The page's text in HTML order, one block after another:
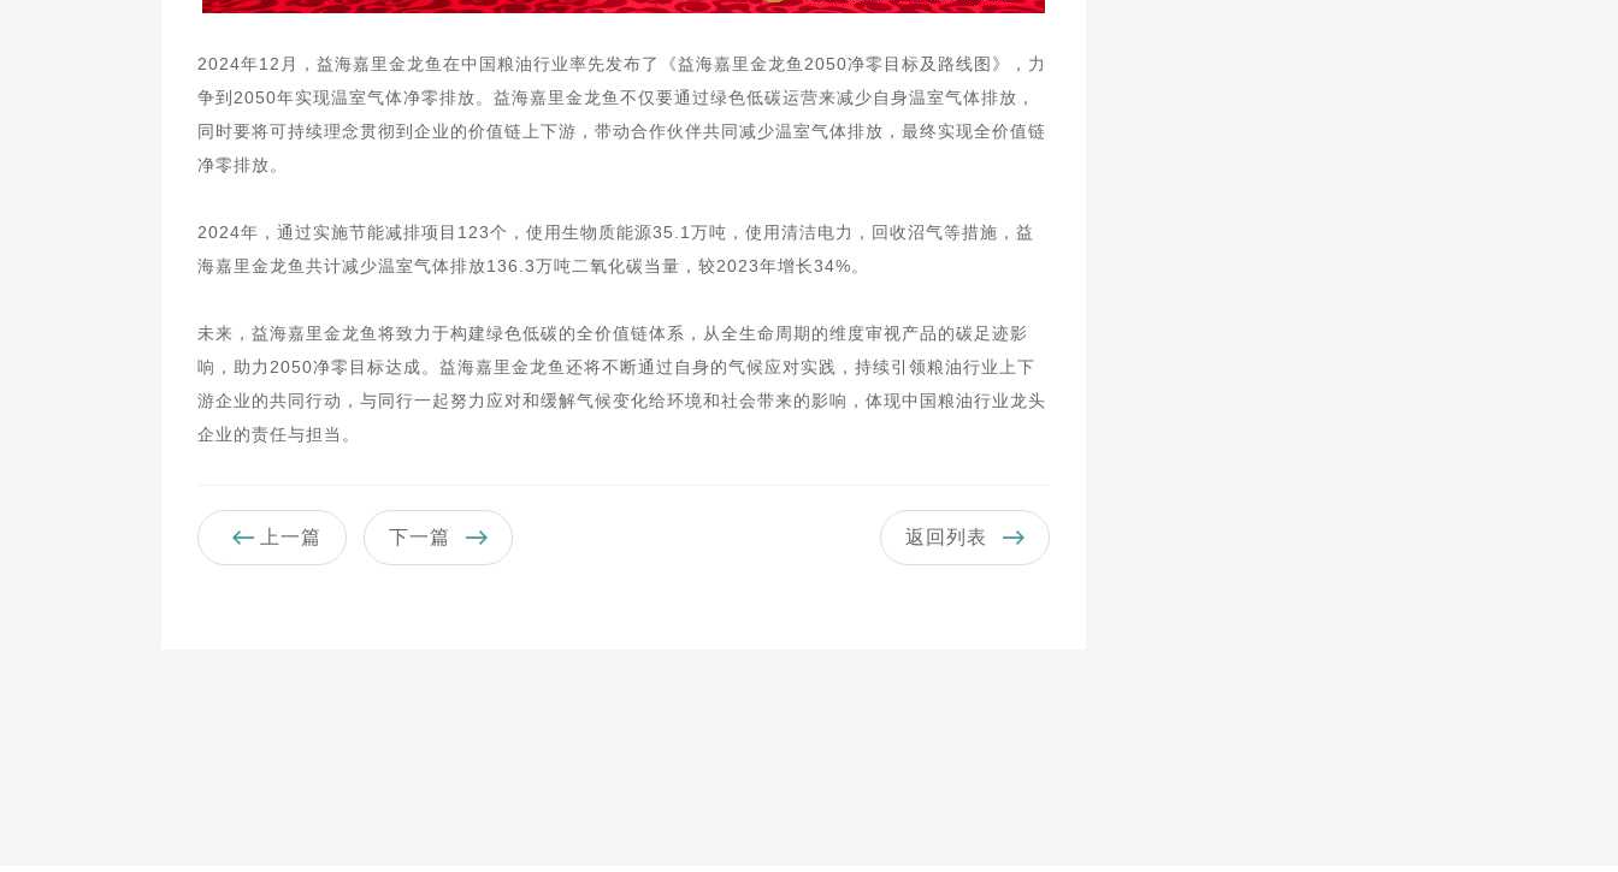
2024年12月，益海嘉里金龙鱼在中国粮油行业率先发布了《益海嘉里金龙鱼2050净零目标及路线图》，力
争到2050年实现温室气体净零排放。益海嘉里金龙鱼不仅要通过绿色低碳运营来减少自身温室气体排放，
同时要将可持续理念贯彻到企业的价值链上下游，带动合作伙伴共同减少温室气体排放，最终实现全价值链
净零排放。
2024年，通过实施节能减排项目123个，使用生物质能源35.1万吨，使用清洁电力，回收沼气等措施，益
海嘉里金龙鱼共计减少温室气体排放136.3万吨二氧化碳当量，较2023年增长34%。
未来，益海嘉里金龙鱼将致力于构建绿色低碳的全价值链体系，从全生命周期的维度审视产品的碳足迹影
响，助力2050净零目标达成。益海嘉里金龙鱼还将不断通过自身的气候应对实践，持续引领粮油行业上下
游企业的共同行动，与同行一起努力应对和缓解气候变化给环境和社会带来的影响，体现中国粮油行业龙头
企业的责任与担当。
上一篇 下一篇 返回列表